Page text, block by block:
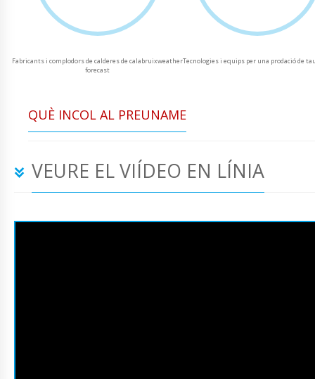
Fabricants i complodors de calderes de calabruixweather
forecast
Tecnologies i equips per una prodació de
QUÈ INCOL AL PREUNAME
VEURE EL VIÍDEO EN LÍNIA